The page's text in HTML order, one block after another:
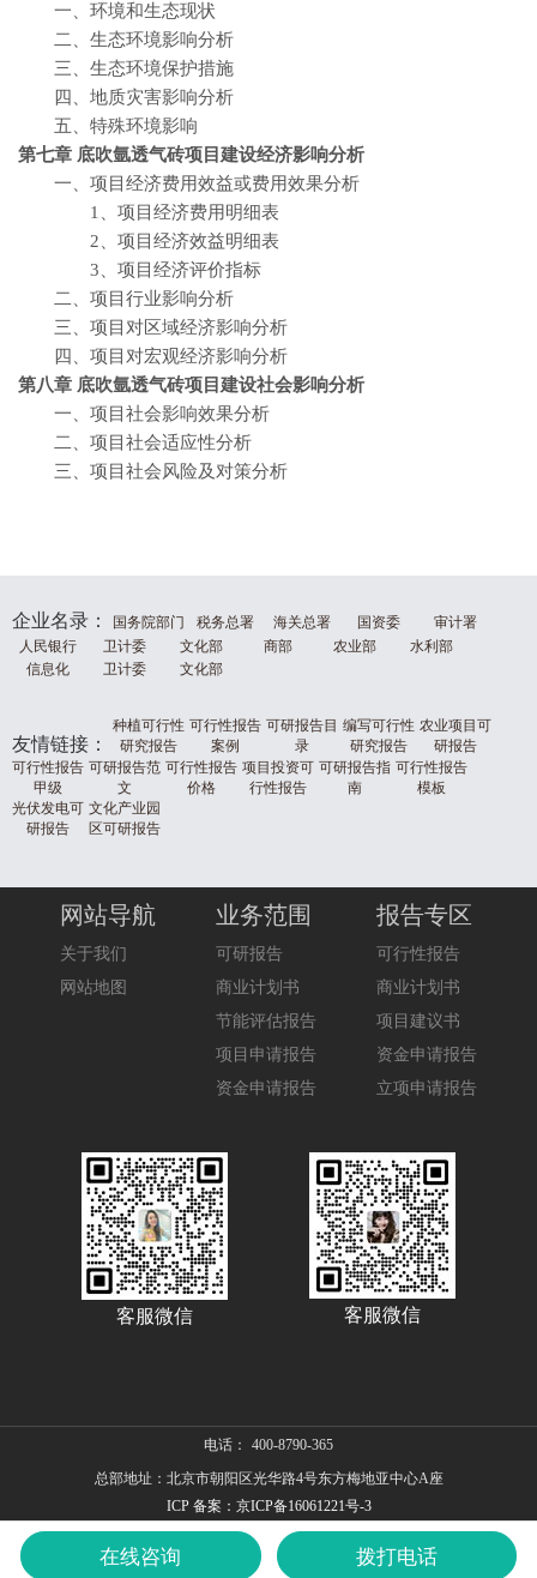
一、环境和生态现状
二、生态环境影响分析
三、生态环境保护措施
四、地质灾害影响分析
五、特殊环境影响
第七章 底吹氩透气砖项目建设经济影响分析
一、项目经济费用效益或费用效果分析
1、项目经济费用明细表
2、项目经济效益明细表
3、项目经济评价指标
二、项目行业影响分析
三、项目对区域经济影响分析
四、项目对宏观经济影响分析
第八章 底吹氩透气砖项目建设社会影响分析
一、项目社会影响效果分析
二、项目社会适应性分析
三、项目社会风险及对策分析
企业名录： 国务院部门 税务总署 海关总署 国资委
审计署
人民银行
卫计委 文化部 商部 农业部
水利部
信息化
卫计委 文化部
友情链接：
种植可行性
研究报告
可行性报告
案例
可研报告目
录
编写可行性
研究报告
农业项目可
研报告
可行性报告
甲级
可研报告范
文
可行性报告
价格
项目投资可
行性报告
可研报告指
南
可行性报告
模板
光伏发电可
研报告
文化产业园
区可研报告
网站导航
关于我们
网站地图
业务范围
可研报告
商业计划书
节能评估报告
项目申请报告
资金申请报告
报告专区
可行性报告
商业计划书
项目建议书
资金申请报告
立项申请报告
客服微信 客服微信
电话：
400-8790-365
总部地址：北京市朝阳区光华路4号东方梅地亚中心A座
ICP 备案：京ICP备16061221号-3
在线咨询 拨打电话